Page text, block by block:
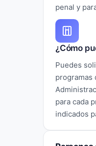
penal y
¿Cómo
Puedes
programas
para cada
indicados